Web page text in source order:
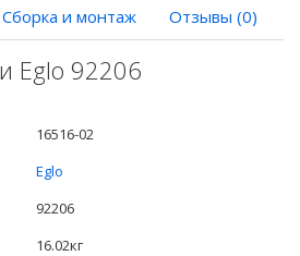
Сборка и монтаж Отзывы (0)
Eglo 92206
16516-02
Eglo
92206
16.02кг